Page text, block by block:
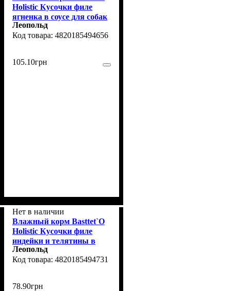
Holistic Кусочки филе
ягненка в соусе для собак
130г
Леопольд
4820185494656
105.10грн
Нет в наличии
Влажный корм Basttet`O
Holistic Кусочки филе
индейки и телятины в
соусе для собак 130г
Леопольд
4820185494731
78.90грн